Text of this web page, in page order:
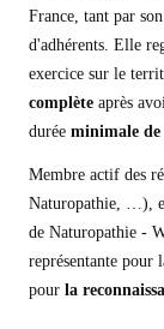
France, tant par
d'adhérents. Elle
exercice sur le
complète après
durée minimale de
Membre actif des
Naturopathie, …),
de Naturopathie -
représentante
pour la